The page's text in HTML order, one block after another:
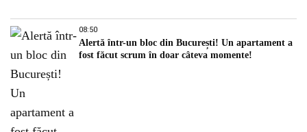
08:50
Alertă într-un bloc din București! Un apartament a
fost făcut scrum în doar câteva momente!